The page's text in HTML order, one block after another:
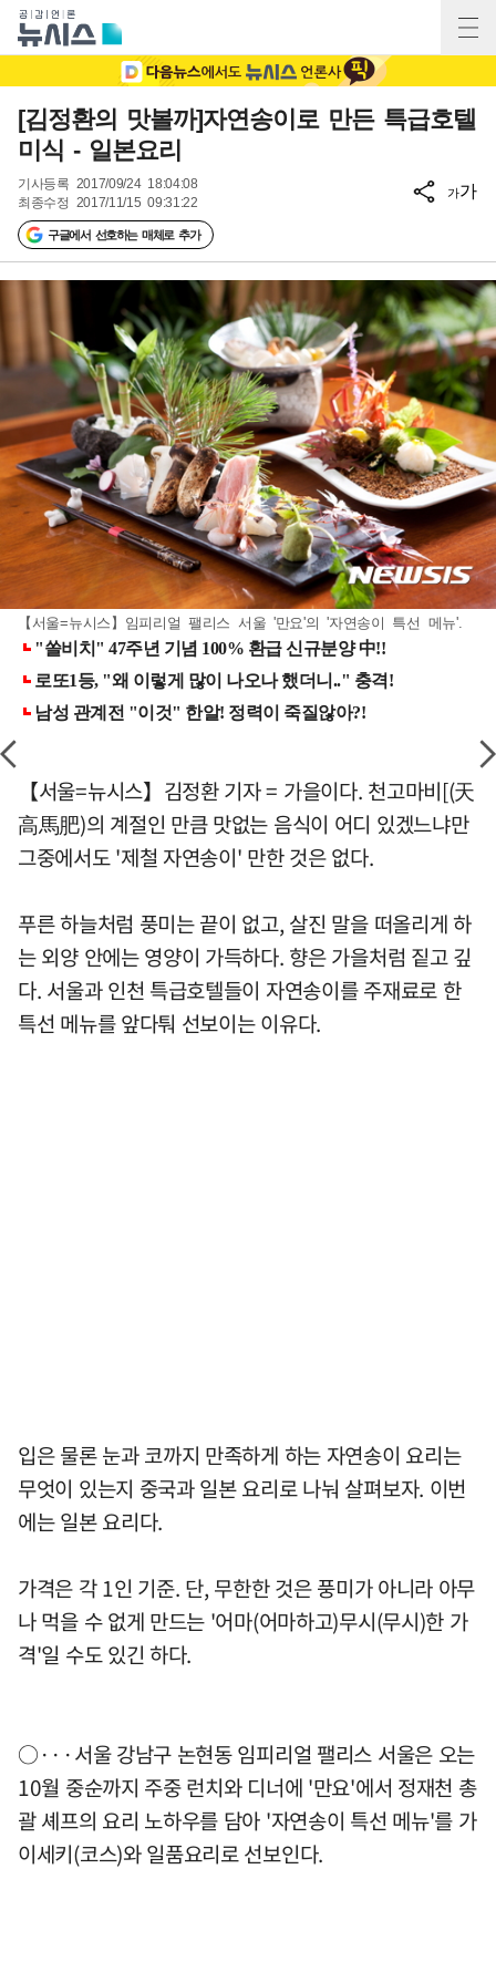
[김정환의 맛볼까]자연송이로 만든 특급호텔
미식 - 일본요리
기사등록 2017/09/24 18:04:08
최종수정 2017/11/15 09:31:22
구글에서 선호하는 매체로 추가
가가
【서울=뉴시스】임피리얼 팰리스 서울 '만요'의 '자연송이 특선 메뉴'.
【서울=뉴시스】김정환 기자 = 가을이다. 천고마비[(天
高馬肥)의 계절인 만큼 맛없는 음식이 어디 있겠느냐만
그중에서도 '제철 자연송이' 만한 것은 없다.
푸른 하늘처럼 풍미는 끝이 없고, 살진 말을 떠올리게 하
는 외양 안에는 영양이 가득하다. 향은 가을처럼 짙고 깊
다. 서울과 인천 특급호텔들이 자연송이를 주재료로 한
특선 메뉴를 앞다퉈 선보이는 이유다.
입은 물론 눈과 코까지 만족하게 하는 자연송이 요리는
무엇이 있는지 중국과 일본 요리로 나눠 살펴보자. 이번
에는 일본 요리다.
가격은 각 1인 기준. 단, 무한한 것은 풍미가 아니라 아무
나 먹을 수 없게 만드는 '어마(어마하고)무시(무시)한 가
격'일 수도 있긴 하다.
○···서울 강남구 논현동 임피리얼 팰리스 서울은 오는
10월 중순까지 주중 런치와 디너에 '만요'에서 정재천 총
괄 셰프의 요리 노하우를 담아 '자연송이 특선 메뉴'를 가
이세키(코스)와 일품요리로 선보인다.